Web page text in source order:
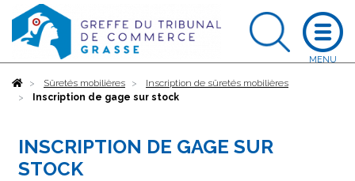
AccueilSûretés mobilières
Inscription de sûretés mobilières
Inscription de gage sur stock
INSCRIPTION DE GAGE SUR
STOCK